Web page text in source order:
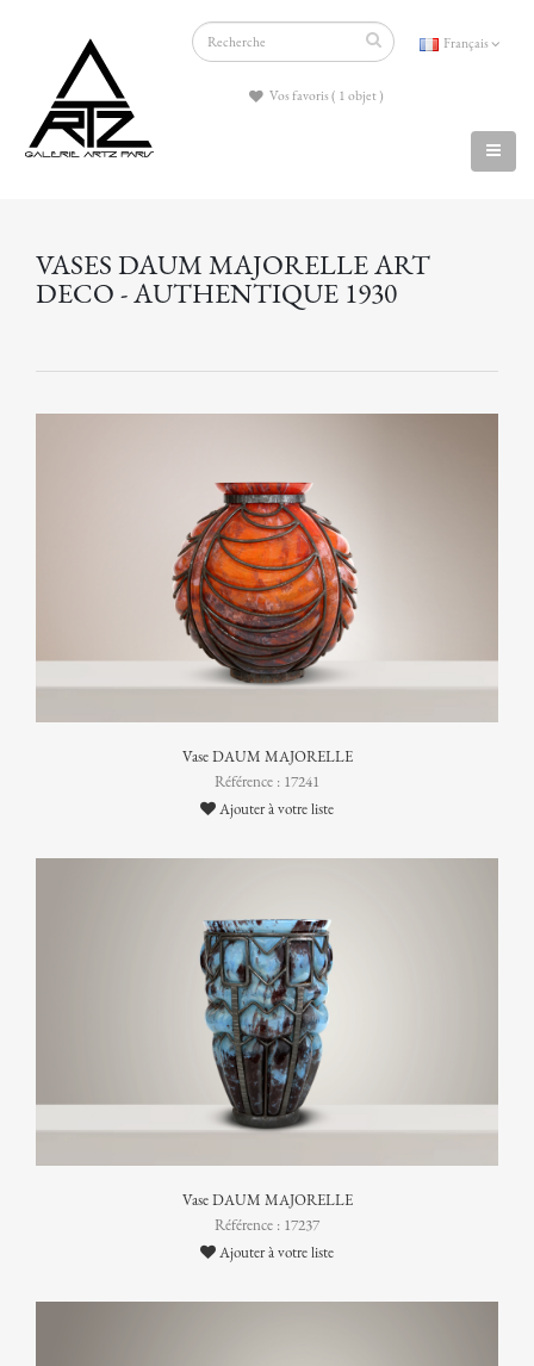
Français
Vos favoris ( 1 objet )
VASES DAUM MAJORELLE ART
DECO - AUTHENTIQUE 1930
Vase DAUM MAJORELLE
Référence : 17241
Ajouter à votre liste
Vase DAUM MAJORELLE
Référence : 17237
Ajouter à votre liste